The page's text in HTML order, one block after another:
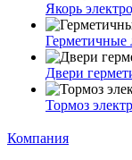
Якорь
Герметичные
Двери
Тормоз
Компания